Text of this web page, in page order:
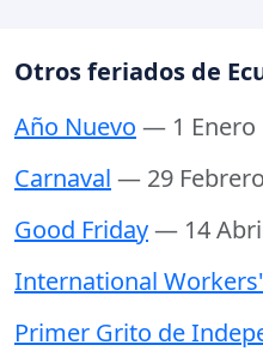
Otros feriados de
Año Nuevo — 1 Enero
Carnaval — 29 Febrero
Good Friday— 14
International
Primer Grito de